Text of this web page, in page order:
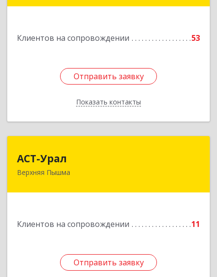
Клиентов на сопровождении 53
Отправить заявку
Показать контакты
Отправить заявку
Назад
АСТ-Урал
Верхняя Пышма
Клиентов на сопровождении 11
Отправить заявку
624090, Свердловская обл, Верхняя Пышма г,
Отправить заявку